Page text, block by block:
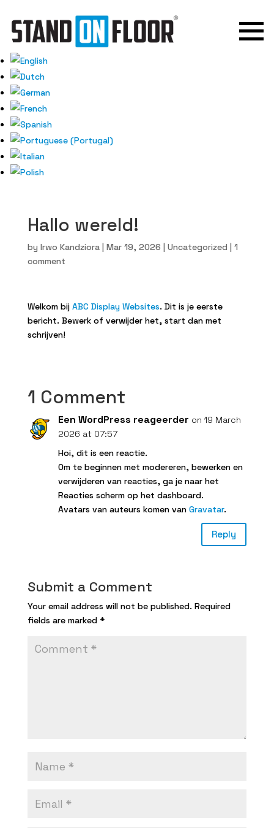
Hallo wereld!
by Irwo Kandziora| Mar 19, 2026 | Uncategorized | 1
comment
Welkom bij ABC Display Websites. Dit is je eerste
bericht. Bewerk of verwijder het, start dan met
schrijven!
1 Comment
Een WordPress reageerder on 19 March
2026 at 07:57
Hoi, dit is een reactie.
Om te beginnen met modereren, bewerken en
verwijderen van reacties, ga je naar het
Reacties scherm op het dashboard.
Avatars van auteurs komen van Gravatar.
Reply
Submit a Comment
Your email address will not be published. Required
fields are marked *